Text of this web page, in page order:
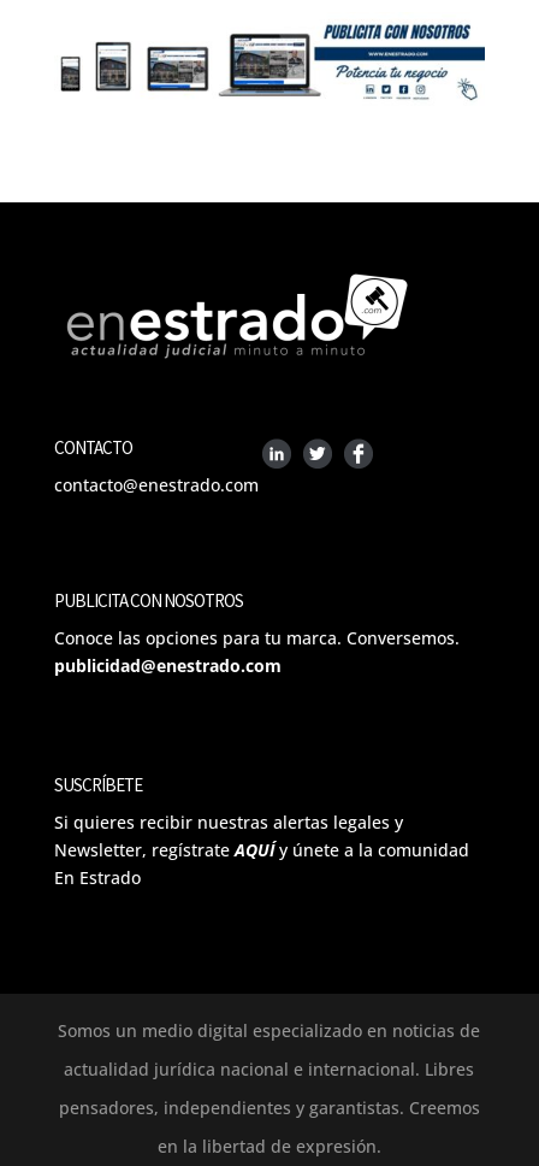
CONTACTO
contacto@enestrado.com
PUBLICITA CON NOSOTROS
Conoce las opciones para tu marca. Conversemos.
publicidad@enestrado.com
SUSCRÍBETE
Si quieres recibir nuestras alertas legales y
Newsletter, regístrateAQUÍ y únete a la comunidad
En Estrado
Somos un medio digital especializado en noticias de
actualidad jurídica nacional e internacional. Libres
pensadores, independientes y garantistas. Creemos
en la libertad de expresión.